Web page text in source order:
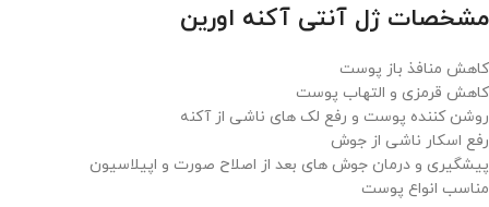
مشخصات ژل آنتی آکنه اورین
کاهش منافذ باز پوست
کاهش قرمزی و التهاب پوست
روشن کننده پوست و رفع لک های ناشی از آکنه
رفع اسکار ناشی از جوش
پیشگیری و درمان جوش های بعد از اصلاح صورت و اپیلاسیون
مناسب انواع پوست